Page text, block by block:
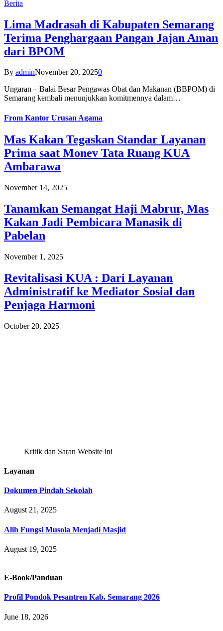
Berita
Lima Madrasah di Kabupaten Semarang
Terima Penghargaan Pangan Jajan Aman
dari BPOM
By adminNovember 20, 20250
Ungaran – Balai Besar Pengawas Obat dan Makanan (BBPOM) di
Semarang kembali menunjukkan komitmennya dalam…
From Kantor Urusan Agama
Mas Kakan Tegaskan Standar Layanan
Prima saat Monev Tata Ruang KUA
Ambarawa
November 14, 2025
Tanamkan Semangat Haji Mabrur, Mas
Kakan Jadi Pembicara Manasik di
Pabelan
November 1, 2025
Revitalisasi KUA : Dari Layanan
Administratif ke Mediator Sosial dan
Penjaga Harmoni
October 20, 2025
Kritik dan Saran Website ini
Layanan
Dokumen Pindah Sekolah
August 21, 2025
Alih Fungsi Musola Menjadi Masjid
August 19, 2025
E-Book/Panduan
Profil Pondok Pesantren Kab. Semarang 2026
June 18, 2026